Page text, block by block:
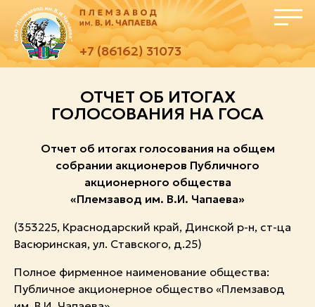
+7 (86162) 31073
ОТЧЕТ ОБ ИТОГАХ
ГОЛОСОВАНИЯ НА ГОСА
Отчет об итогах голосования на общем
собрании акционеров Публичного
акционерного общества
«Племзавод им. В.И. Чапаева»
(353225, Краснодарский край, Динской р-н, ст-ца
Васюринская, ул. Ставского, д.25)
Полное фирменное наименование общества:
Публичное акционерное общество «Племзавод